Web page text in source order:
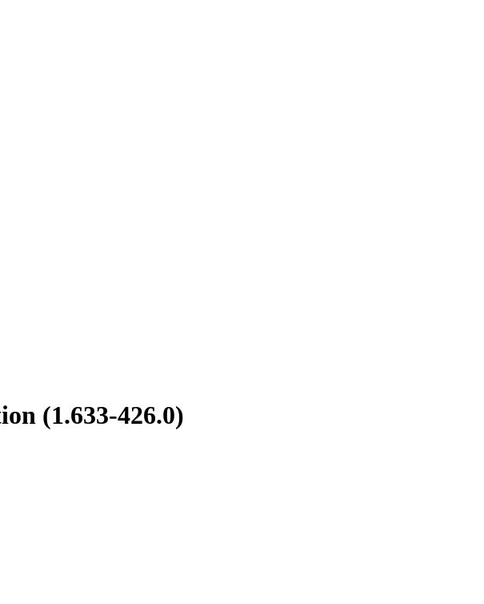
(1.633-426.0)